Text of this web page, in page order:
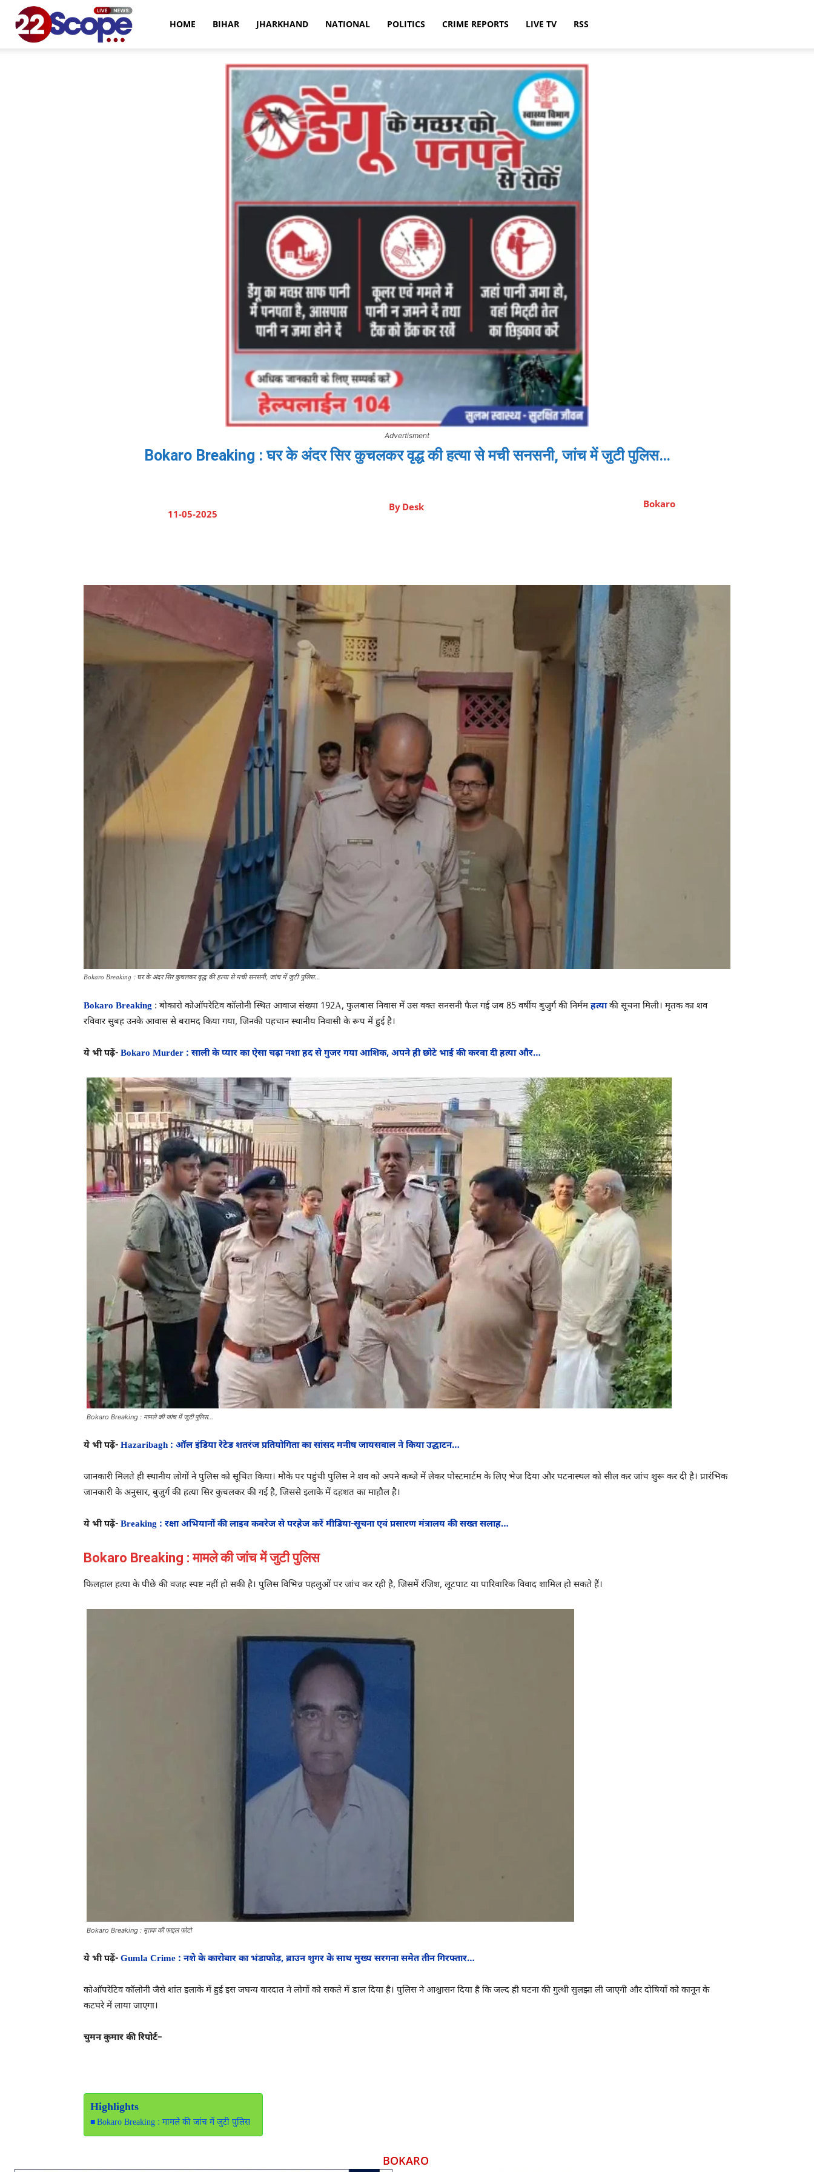
HOME BIHAR JHARKHAND NATIONAL POLITICS CRIME REPORTS LIVE TV RSS
Advertisment
Bokaro Breaking : घर के अंदर सिर कुचलकर वृद्ध की हत्या से मची सनसनी, जांच में जुटी पुलिस…
11-05-2025
By Desk Bokaro
Bokaro Breaking : घर के अंदर सिर कुचलकर वृद्ध की हत्या से मची सनसनी, जांच में जुटी पुलिस...
Bokaro Breaking : बोकारो कोऑपरेटिव कॉलोनी स्थित आवाज संख्या 192A, फुलबास निवास में उस वक्त सनसनी फैल गई जब 85 वर्षीय बुजुर्ग की निर्ममहत्याकी सूचना मिली। मृतक का शव
रविवार सुबह उनके आवास से बरामद किया गया, जिनकी पहचान स्थानीय निवासी के रूप में हुई है।
ये भी पढ़ें- Bokaro Murder : साली के प्यार का ऐसा चढ़ा नशा हद से गुजर गया आशिक, अपने ही छोटे भाई की करवा दी हत्या और…
Bokaro Breaking : मामले की जांच में जुटी पुलिस…
ये भी पढ़ें- Hazaribagh : ऑल इंडिया रेटेड शतरंज प्रतियोगिता का सांसद मनीष जायसवाल ने किया उद्घाटन…
जानकारी मिलते ही स्थानीय लोगों ने पुलिस को सूचित किया। मौके पर पहुंची पुलिस ने शव को अपने कब्जे में लेकर पोस्टमार्टम के लिए भेज दिया और घटनास्थल को सील कर जांच शुरू कर दी है। प्रारंभिक
जानकारी के अनुसार, बुजुर्ग की हत्या सिर कुचलकर की गई है, जिससे इलाके में दहशत का माहौल है।
ये भी पढ़ें- Breaking : रक्षा अभियानों की लाइव कवरेज से परहेज करें मीडिया-सूचना एवं प्रसारण मंत्रालय की सख्त सलाह…
Bokaro Breaking : मामले की जांच में जुटी पुलिस
फिलहाल हत्या के पीछे की वजह स्पष्ट नहीं हो सकी है। पुलिस विभिन्न पहलुओं पर जांच कर रही है, जिसमें रंजिश, लूटपाट या पारिवारिक विवाद शामिल हो सकते हैं।
Bokaro Breaking : मृतक की फाइल फोटो
ये भी पढ़ें- Gumla Crime : नशे के कारोबार का भंडाफोड़, ब्राउन शुगर के साथ मुख्य सरगना समेत तीन गिरफ्तार…
कोऑपरेटिव कॉलोनी जैसे शांत इलाके में हुई इस जघन्य वारदात ने लोगों को सकते में डाल दिया है। पुलिस ने आश्वासन दिया है कि जल्द ही घटना की गुत्थी सुलझा ली जाएगी और दोषियों को कानून के
कटघरे में लाया जाएगा।
चुमन कुमार की रिपोर्ट–
Highlights
Bokaro Breaking : मामले की जांच में जुटी पुलिस
BOKARO